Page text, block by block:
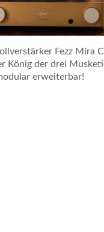
Fezz Mira
König der drei
erweiterbar!